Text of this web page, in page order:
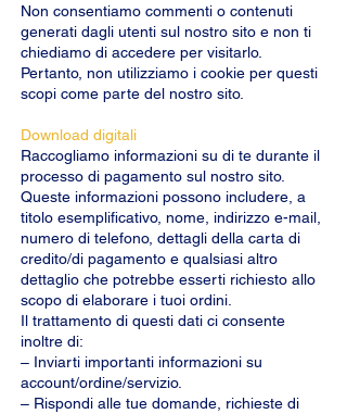
Non consentiamo commenti o contenuti
generati dagli utenti sul nostro sito e non ti
chiediamo di accedere per visitarlo.
Pertanto, non utilizziamo i cookie per questi
scopi come parte del nostro sito.
Download digitali
Raccogliamo informazioni su di te durante il
processo di pagamento sul nostro sito.
Queste informazioni possono includere, a
titolo esemplificativo, nome, indirizzo e-mail,
numero di telefono, dettagli della carta di
credito/di pagamento e qualsiasi altro
dettaglio che potrebbe esserti richiesto allo
scopo di elaborare i tuoi ordini.
Il trattamento di questi dati ci consente
inoltre di:
– Inviarti importanti informazioni su
account/ordine/servizio.
– Rispondi alle tue domande, richieste di